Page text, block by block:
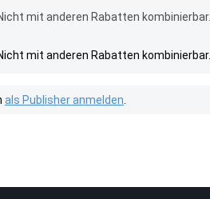
mit anderen Rabatten kombinierbar.
mit anderen Rabatten kombinierbar.
als Publisher anmelden